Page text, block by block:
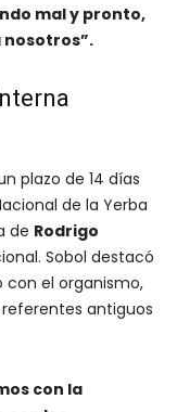
mal y pronto,
nosotros”.
plazo de 14 días
de la Yerba
de Rodrigo
Sobol destacó
con el organismo,
antiguos
con la